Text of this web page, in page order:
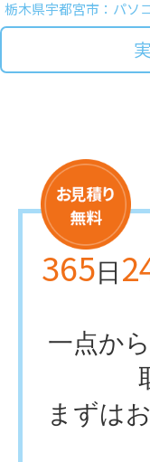
栃木県宇都宮市：パソ
365 日
一点か
まずは